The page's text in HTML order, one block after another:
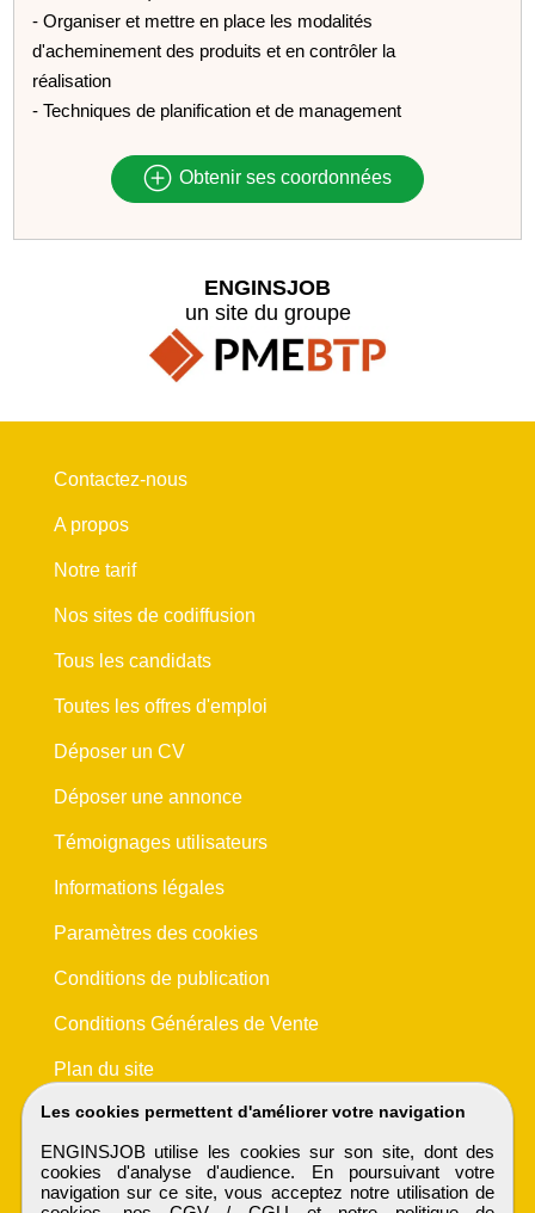
- Organiser et mettre en place les modalités
d'acheminement des produits et en contrôler la
réalisation
- Techniques de planification et de management
Obtenir ses coordonnées
Les cookies permettent d'améliorer votre navigation
ENGINSJOB utilise les cookies sur son site, dont des
cookies d'analyse d'audience. En poursuivant votre
navigation sur ce site, vous acceptez notre utilisation de
ENGINSJOB
un site du groupe
Contactez-nous
A propos
Notre tarif
Nos sites de codiffusion
Tous les candidats
Toutes les offres d'emploi
Déposer un CV
Déposer une annonce
Témoignages utilisateurs
Informations légales
Paramètres des cookies
Conditions de publication
Conditions Générales de Vente
Plan du site